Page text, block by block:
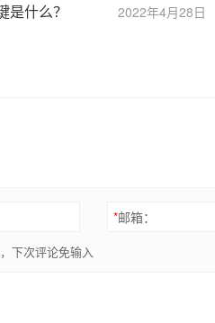
2022年4月28日
是什么？
*邮箱：
下次评论免输入